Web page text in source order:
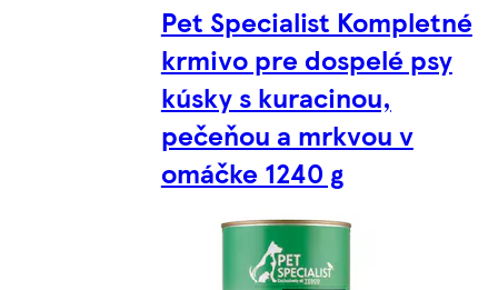
Pet Specialist Kompletné
krmivo pre dospelé psy
kúsky s kuracinou,
pečeňou a mrkvou v
omáčke 1240 g